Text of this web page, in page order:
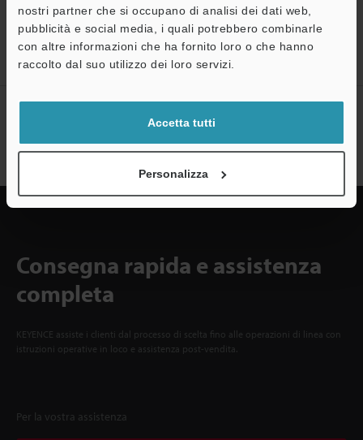
nostri partner che si occupano di analisi dei dati web,
pubblicità e social media, i quali potrebbero combinarle
con altre informazioni che ha fornito loro o che hanno
raccolto dal suo utilizzo dei loro servizi.
Accetta tutti
Personalizza
CREA IL TUO ACCOUNT
KEYENCE
Registrati ora!
Sottoscrizione
Consegna rapida e assistenza
completa
KEYENCE assiste i clienti dal processo di scelta fino alle operazioni di linea con
istruzioni operative in loco e assistenza post-vendita.
Per la vostra assistenza